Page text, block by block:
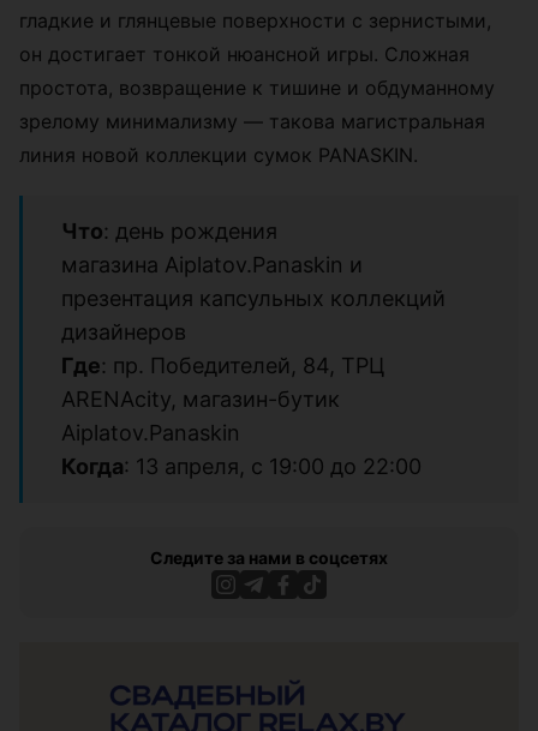
гладкие и глянцевые поверхности с зернистыми,
он достигает тонкой нюансной игры. Сложная
простота, возвращение к тишине и обдуманному
зрелому минимализму — такова магистральная
линия новой коллекции сумок PANASKIN.
Что: день рождения
магазина Aiplatov.Panaskin и
презентация капсульных коллекций
дизайнеров
Где: пр. Победителей, 84, ТРЦ
ARENAcity, магазин-бутик
Aiplatov.Panaskin
Когда: 13 апреля, с 19:00 до 22:00
Следите за нами в соцсетях